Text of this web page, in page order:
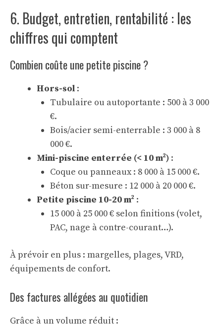
6. Budget, entretien, rentabilité : les
chiffres qui comptent
Combien coûte une petite piscine ?
Hors-sol :
Tubulaire ou autoportante : 500 à 3 000
€.
Bois/acier semi-enterrable : 3 000 à 8
000 €.
Mini-piscine enterrée (< 10 m²) :
Coque ou panneaux : 8 000 à 15 000 €.
Béton sur-mesure : 12 000 à 20 000 €.
Petite piscine 10-20 m² :
15 000 à 25 000 € selon finitions (volet,
PAC, nage à contre-courant…).
À prévoir en plus : margelles, plages, VRD,
équipements de confort.
Des factures allégées au quotidien
Grâce à un volume réduit :